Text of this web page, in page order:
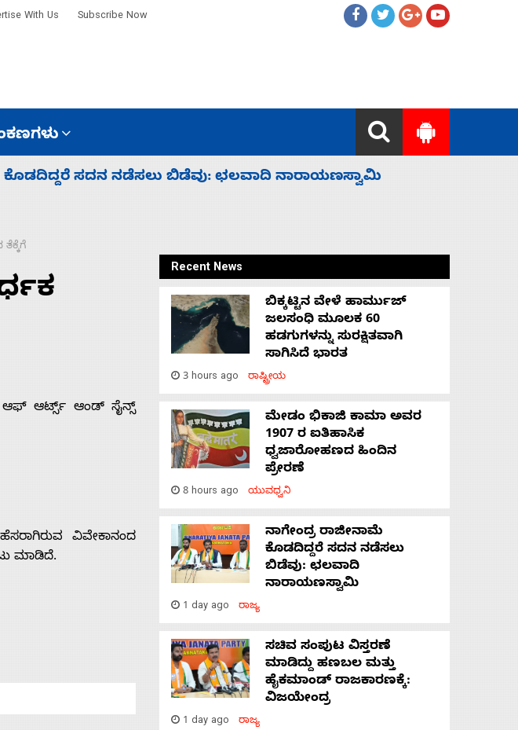
With Us Subscribe Now
ಹಣಬಲ ಮತ್ತು ಹೈಕಮಾಂಡ್ ರಾಜಕಾರಣಕ್ಕೆ: ವಿಜಯೇಂದ್ರ
ಆಫ್ ಆರ್ಟ್ಸ್ ಆಂಡ್ ಸೈನ್ಸ್
ವಿವೇಕಾನಂದ
ಮಾಡಿದೆ.
Recent News
ಬಿಕ್ಕಟ್ಟಿನ ವೇಳೆ ಹಾರ್ಮುಜ್
ಜಲಸಂಧಿ ಮೂಲಕ 60
ಹಡಗುಗಳನ್ನು ಸುರಕ್ಷಿತವಾಗಿ
ಸಾಗಿಸಿದೆ ಭಾರತ
3 hours ago ರಾಷ್ಟ್ರೀಯ
ಮೇಡಂ ಭಿಕಾಜಿ ಕಾಮಾ ಅವರ
1907 ರ ಐತಿಹಾಸಿಕ
ಧ್ವಜಾರೋಹಣದ ಹಿಂದಿನ
ಪ್ರೇರಣೆ
8 hours ago ಯುವಧ್ವನಿ
ನಾಗೇಂದ್ರ ರಾಜೀನಾಮೆ
ಕೊಡದಿದ್ದರೆ ಸದನ ನಡೆಸಲು
ಬಿಡೆವು: ಛಲವಾದಿ
ನಾರಾಯಣಸ್ವಾಮಿ
1 day ago ರಾಜ್ಯ
ಸಚಿವ ಸಂಪುಟ ವಿಸ್ತರಣೆ
ಮಾಡಿದ್ದು ಹಣಬಲ ಮತ್ತು
ಹೈಕಮಾಂಡ್ ರಾಜಕಾರಣಕ್ಕೆ:
ವಿಜಯೇಂದ್ರ
1 day ago ರಾಜ್ಯ